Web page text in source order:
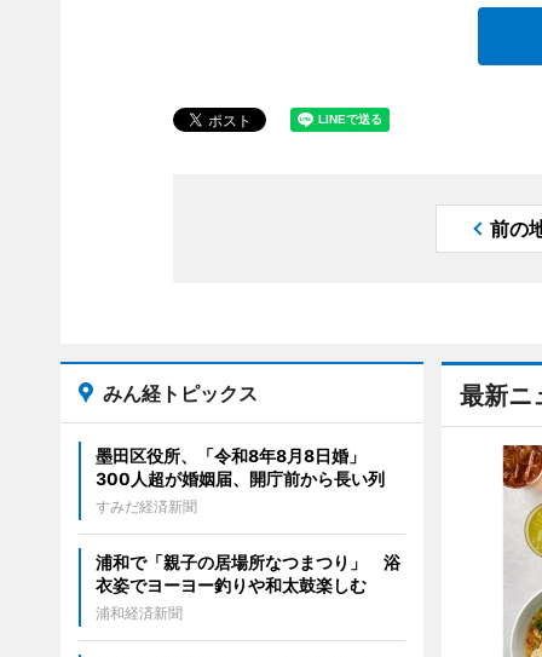
前の
最新ニ
みん経トピックス
墨田区役所、「令和8年8月8日婚」
300人超が婚姻届、開庁前から長い列
すみだ経済新聞
浦和で「親子の居場所なつまつり」 浴
衣姿でヨーヨー釣りや和太鼓楽しむ
浦和経済新聞